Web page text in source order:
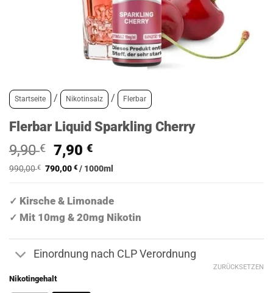
Startseite / Nikotinsalz / Flerbar
Flerbar Liquid Sparkling Cherry
9,90€
Ursprünglicher
Preis
9,90 €
7,90€Aktueller
Preis
7,90 €.
990,00€ 790,00€ / 1000ml
✓ Kirsche & Limonade
✓ Mit 10mg & 20mg Nikotin
Einordnung nach CLP Verordnung
Nikotingehalt
ZURÜCKSETZEN